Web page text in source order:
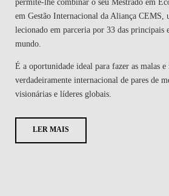
em Gestão Internacional da Aliança CEMS,
lecionado em parceria por 33 das principais
mundo.
É a oportunidade ideal para fazer as malas
verdadeiramente internacional de pares de
visionárias e líderes globais.
LER MAIS